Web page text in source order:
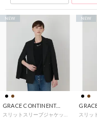
GRACE CONTINENTAL
NEW NEW